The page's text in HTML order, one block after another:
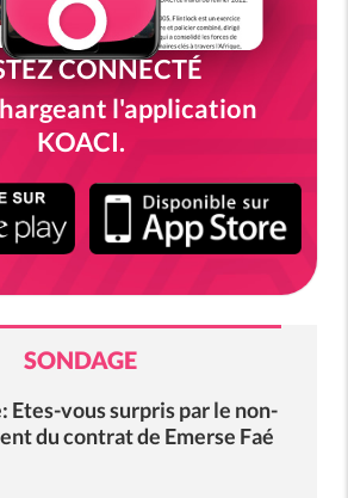
CONNECTÉ
l'application
KOACI.
SONDAGE
Etes-vous surpris par le non-
du contrat de Emerse Faé